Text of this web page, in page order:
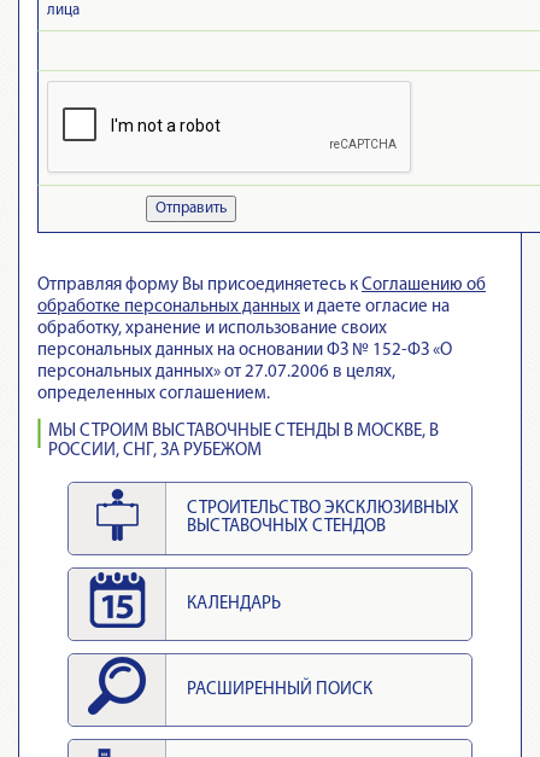
лица
Отправить
Отправляя форму Вы присоединяетесь к Cоглашению об
обработке персональных данных и даете огласие на
обработку, хранение и использование своих
персональных данных на основании ФЗ № 152-ФЗ «О
персональных данных» от 27.07.2006 в целях,
определенных соглашением.
МЫ СТРОИМ ВЫСТАВОЧНЫЕ СТЕНДЫ В МОСКВЕ, В
РОССИИ, СНГ, ЗА РУБЕЖОМ
СТРОИТЕЛЬСТВО ЭКСКЛЮЗИВНЫХ
ВЫСТАВОЧНЫХ СТЕНДОВ
КАЛЕНДАРЬ
РАСШИРЕННЫЙ ПОИСК